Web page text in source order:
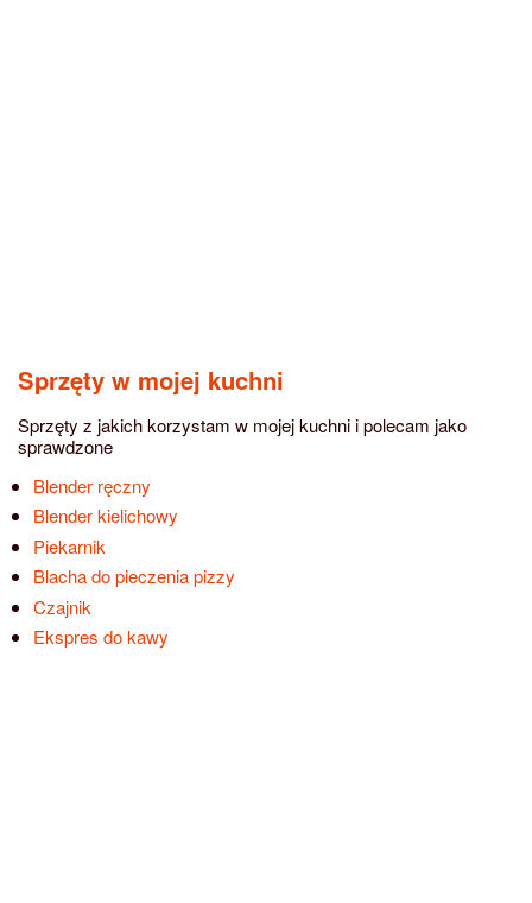
Sprzęty w mojej kuchni
Sprzęty z jakich korzystam w mojej kuchni i polecam jako
sprawdzone
Blender ręczny
Blender kielichowy
Piekarnik
Blacha do pieczenia pizzy
Czajnik
Ekspres do kawy